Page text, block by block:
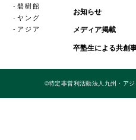
碧樹館
ヤング
アジア
メディア掲載
お知らせ
卒塾生による共創
©特定非営利活動法人九州・ア